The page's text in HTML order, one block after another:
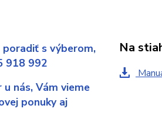
s výberom,
918 992
u nás, Vám vieme
ponuky aj
Na